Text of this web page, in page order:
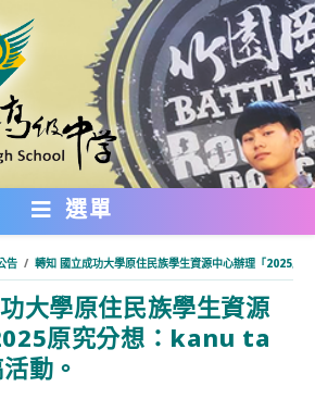
選單
告 / 轉知 國立成功大學原住民族學生資源中心辦理「2025
大學原住民族學生資源
原究分想：kanu ta
動。